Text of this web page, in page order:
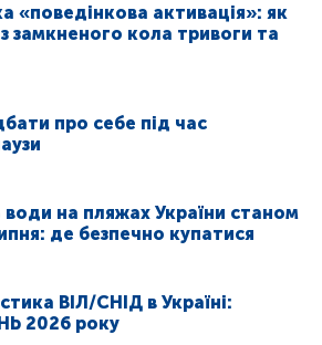
«поведінкова активація»: як
замкненого кола тривоги та
про себе під час
води на пляжах України станом
де безпечно купатися
ВІЛ/СНІД в Україні:
2026 року